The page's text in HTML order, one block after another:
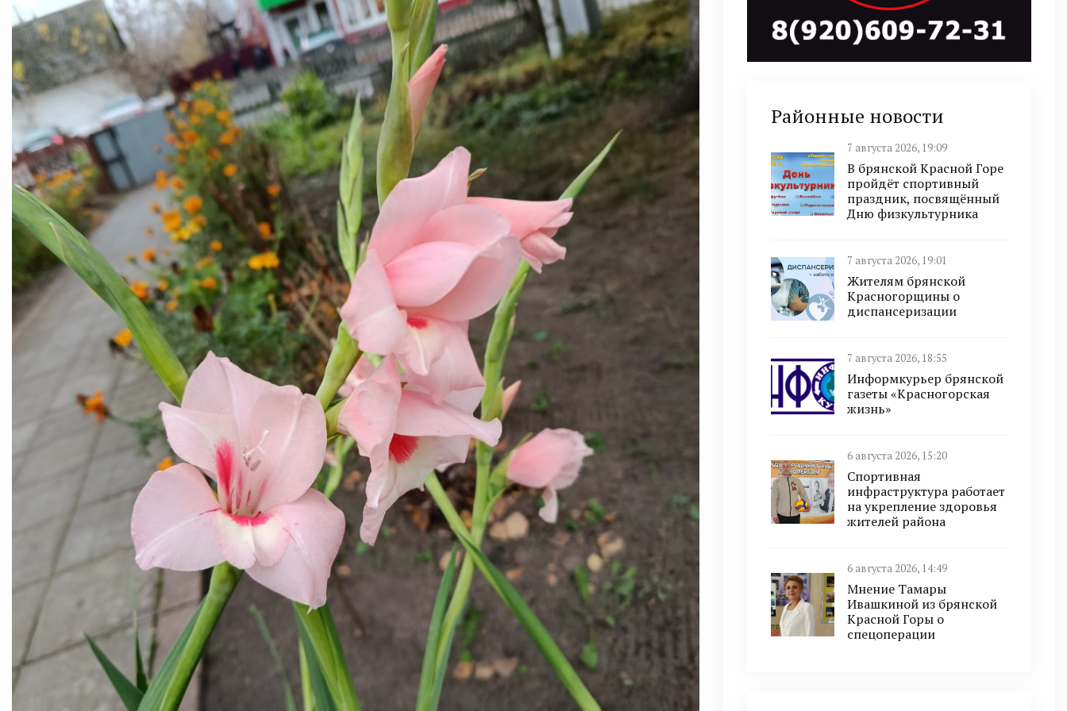
Районные новости
7 августа 2026, 19:09
В брянской Красной Горе
пройдёт спортивный
праздник, посвящённый
Дню физкультурника
7 августа 2026, 19:01
Жителям брянской
Красногорщины о
диспансеризации
7 августа 2026, 18:55
Информкурьер брянской
газеты «Красногорская
жизнь»
6 августа 2026, 15:20
Спортивная
инфраструктура работает
на укрепление здоровья
жителей района
6 августа 2026, 14:49
Мнение Тамары
Ивашкиной из брянской
Красной Горы о
спецоперации